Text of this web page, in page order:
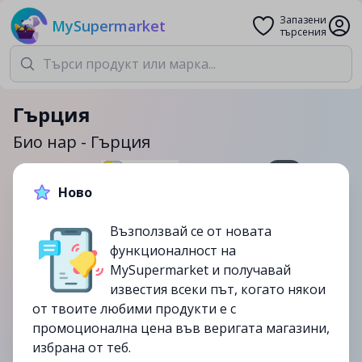
MySupermarket
Запазени
търсения
Гърция
Био нар - Гърция
4.99лв.9.49лв.
-47%
изтекла
Ново
Възползвай се от новата
функционалност на
MySupermarket и получавай
известия всеки път, когато някои
от твоите любими продукти е с
промоционална цена във веригата магазини,
избрана от теб.